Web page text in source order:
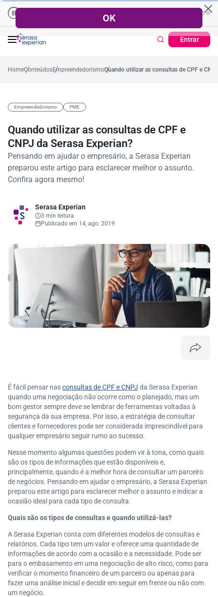
Empresas | Recuperação de Crédito Percentual médio no ano
Entrar
no ano Cartão de Crédito |
HomeConteúdosEmpreendedorismoQuando utilizar as consultas de CPF e
Empreendedorismo PME
Quando utilizar as consultas de CPF e
CNPJ da Serasa Experian?
Pensando em ajudar o empresário, a Serasa Experian
preparou este artigo para esclarecer melhor o assunto.
Confira agora mesmo!
Serasa Experian
3 min leitura
Publicado em 14, ago. 2019
É fácil pensar nasconsultas de CPF e CNPJ da Serasa Experian
quando uma negociação não ocorre como o planejado, mas um
bom gestor sempre deve se lembrar de ferramentas voltadas à
segurança da sua empresa. Por isso, a estratégia de consultar
clientes e fornecedores pode ser considerada imprescindível para
qualquer empresário seguir rumo ao sucesso.
Nesse momento algumas questões podem vir à tona, como quais
são os tipos de informações que estão disponíveis e,
principalmente, quando é a melhor hora de consultar um parceiro
de negócios. Pensando em ajudar o empresário, a Serasa Experian
preparou este artigo para esclarecer melhor o assunto e indicar a
ocasião ideal para cada tipo de consulta.
Quais são os tipos de consultas e quando utilizá-las?
A Serasa Experian conta com diferentes modelos de consultas e
relatórios. Cada tipo tem um valor e oferece uma quantidade de
informações de acordo com a ocasião e a necessidade. Pode ser
para o embasamento em uma negociação de alto risco, como para
verificar o momento financeiro de um parceiro ou apenas para
fazer uma análise inicial e decidir em seguir em frente ou não com
um negócio.